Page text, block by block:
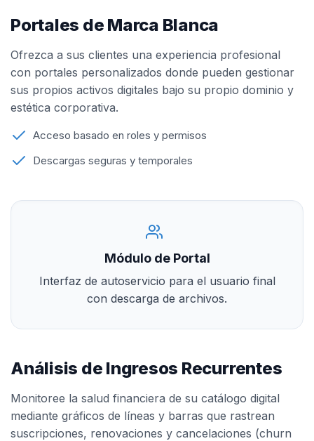
Portales de Marca Blanca
Ofrezca a sus clientes una experiencia profesional
con portales personalizados donde pueden gestionar
sus propios activos digitales bajo su propio dominio y
estética corporativa.
Acceso basado en roles y permisos
Descargas seguras y temporales
Módulo de Portal
Interfaz de autoservicio para el usuario final
con descarga de archivos.
Análisis de Ingresos Recurrentes
Monitoree la salud financiera de su catálogo digital
mediante gráficos de líneas y barras que rastrean
suscripciones, renovaciones y cancelaciones (churn